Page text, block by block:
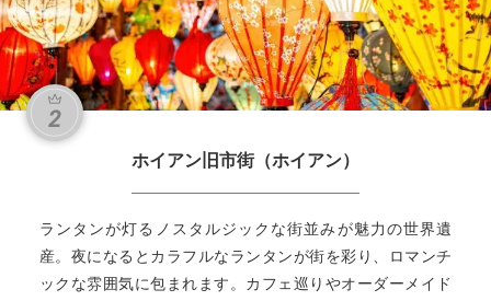
ホイアン旧市街（ホイアン）
ランタンが灯るノスタルジックな街並みが魅力の世界遺
産。夜になるとカラフルなランタンが街を彩り、ロマンチ
ックな雰囲気に包まれます。カフェ巡りやオーダーメイド